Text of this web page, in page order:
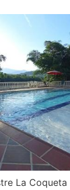
La Coqueta